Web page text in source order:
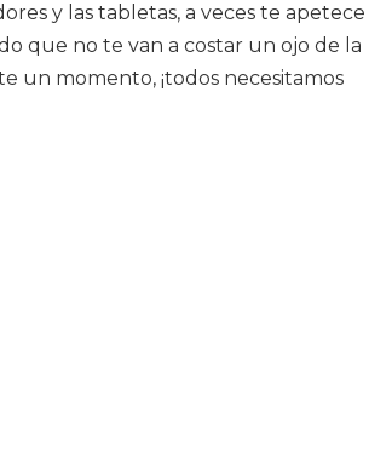
y las tabletas, a veces te apetece
que no te van a costar un ojo de la
un momento, ¡todos necesitamos